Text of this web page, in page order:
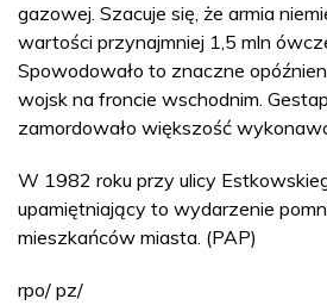
gazowej. Szacuje się, że armia
wartości przynajmniej 1,5 mln
Spowodowało to znaczne
wojsk na froncie wschodnim.
zamordowało większość
W 1982 roku przy ulicy
upamiętniający to wydarzenie
mieszkańców miasta. (PAP)
rpo/ pz/